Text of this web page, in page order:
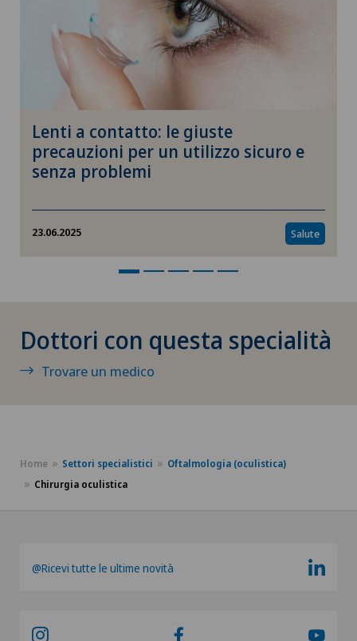
Check-up per donne
Check-up per gli atleti
Check-up per le imprese
Chirurgia aortica
Chirurgia del piede e della caviglia
Chirurgia della mano
Chirurgia della spalla
Lenti a contatto: le giuste
precauzioni per un utilizzo sicuro e
senza problemi
23.06.2025 Salute
Dottori con questa specialità
Trovare un medico
Home Settori specialistici
Oftalmologia (oculistica)
Chirurgia oculistica
@Ricevi tutte le ultime novità